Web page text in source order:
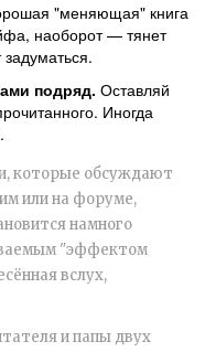
"меняющая" книга
наоборот — тянет
подряд. Оставляй
Иногда
которые обсуждают
или на форуме,
намного
"эффектом
вслух,
и папы двух